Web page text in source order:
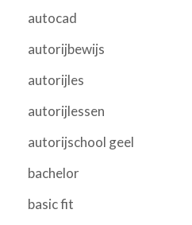
autocad
autorijbewijs
autorijles
autorijlessen
autorijschool geel
bachelor
basic fit